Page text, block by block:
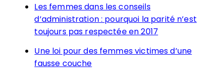
Les femmes dans les conseils
d’administration : pourquoi la parité n’est
toujours pas respectée en 2017
Une loi pour des femmes victimes d’une
fausse couche